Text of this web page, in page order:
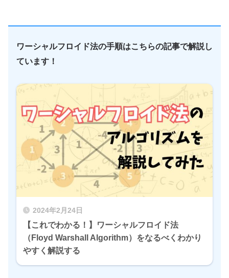
ワーシャルフロイド法の手順はこちらの記事で解説し
ています！
2024年2月24日
【これでわかる！】ワーシャルフロイド法
（Floyd Warshall Algorithm）をなるべくわかり
やすく解説する